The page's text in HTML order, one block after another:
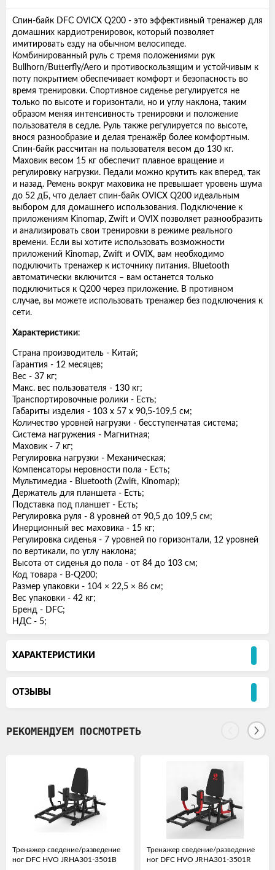
Спин-байк DFC OVICX Q200 - это эффективный тренажер для
домашних кардиотренировок, который позволяет
имитировать езду на обычном велосипеде.
Комбинированный руль с тремя положениями рук
Bullhorn/Butterfly/Aero и противоскользящим и устойчивым к
поту покрытием обеспечивает комфорт и безопасность во
время тренировки. Спортивное сиденье регулируется не
только по высоте и горизонтали, но и углу наклона, таким
образом меняя интенсивность тренировки и положение
пользователя в седле. Руль также регулируется по высоте,
внося разнообразие и делая тренажёр более комфортным.
Спин-байк рассчитан на пользователя весом до 130 кг.
Маховик весом 15 кг обеспечит плавное вращение и
регулировку нагрузки. Педали можно крутить как вперед, так
и назад. Ремень вокруг маховика не превышает уровень шума
до 52 дБ, что делает спин-байк OVICX Q200 идеальным
выбором для домашнего использования. Подключение к
приложениям Kinomap, Zwift и OVIX позволяет разнообразить
и анализировать свои тренировки в режиме реального
времени. Если вы хотите использовать возможности
приложений Kinomap, Zwift и OVIX, вам необходимо
подключить тренажер к источнику питания. Bluetooth
автоматически включится – вам останется только
подключиться к Q200 через приложение. В противном
случае, вы можете использовать тренажер без подключения к
сети.
Характеристики:
Страна производитель - Китай;
Гарантия - 12 месяцев;
Вес - 37 кг;
Макс. вес пользователя - 130 кг;
Транспортировочные ролики - Есть;
Габариты изделия - 103 х 57 х 90,5-109,5 см;
Количество уровней нагрузки - бесступенчатая система;
Система нагружения - Магнитная;
Маховик - 7 кг;
Регулировка нагрузки - Механическая;
Компенсаторы неровности пола - Есть;
Мультимедиа - Bluetooth (Zwift, Kinomap);
Держатель для планшета - Есть;
Подставка под планшет - Есть;
Регулировка руля - 8 уровней от 90,5 до 109,5 см;
Инерционный вес маховика - 15 кг;
Регулировка сиденья - 7 уровней по горизонтали, 12 уровней
по вертикали, по углу наклона;
Высота от сиденья до пола - от 84 до 103 см;
Код товара - B-Q200;
Размер упаковки - 104 × 22,5 × 86 см;
Вес упаковки - 42 кг;
Бренд - DFC;
НДС - 5;
ХАРАКТЕРИСТИКИ
ОТЗЫВЫ
РЕКОМЕНДУЕМ ПОСМОТРЕТЬ
Тренажер сведение/разведение
ног DFC HVO JRHA301-3501B
Тренажер сведение/разведение
ног DFC HVO JRHA301-3501R